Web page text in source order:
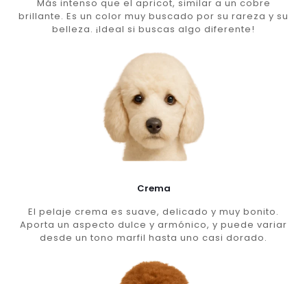
Más intenso que el apricot, similar a un cobre
brillante. Es un color muy buscado por su rareza y su
belleza. ¡Ideal si buscas algo diferente!
Crema
El pelaje crema es suave, delicado y muy bonito.
Aporta un aspecto dulce y armónico, y puede variar
desde un tono marfil hasta uno casi dorado.